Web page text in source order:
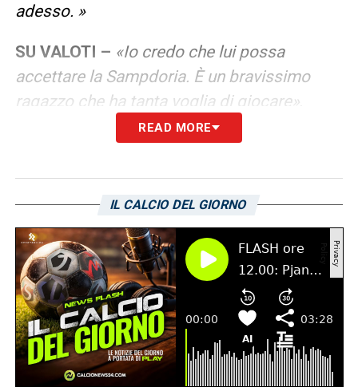
adesso. »
SU VALOTI – «Io credo che lui possa
accettare la Sampdoria. È un bravissimo
ragazzo che ha tanta voglia di giocare».
OKEREKE E SERNICOLA –«Parliamo di
qualcosa, non di lasciarli andare via
semplicemente in prestito gratuito. Come li
abbiamo tenuti fuori questi primi quattro
mesi, siamo disposti a tenerli ancora se non
ci fossero le condizioni per cederli» .
LEGGI ANCHE:Ex Sampdoria, Curto sul suo
ritorno all’Empoli: «La cosa che mi
READ MORE
IL CALCIO DEL GIORNO